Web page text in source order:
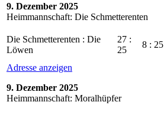
9. Dezember 2025
Heimmannschaft: Die Schmetterenten
Die Schmetterenten : Die
Löwen
27 :
25
8 : 25
Adresse anzeigen
9. Dezember 2025
Heimmannschaft: Moralhüpfer